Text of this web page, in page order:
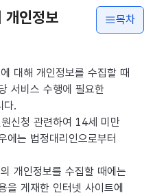
개인정보
목차
대해 개인정보를 수집할 때
서비스 수행에 필요한
다.
신청 관련하여 14세 미만
에는 법정대리인으로부터
개인정보를 수집할 때에는
을 게재한 인터넷 사이트에